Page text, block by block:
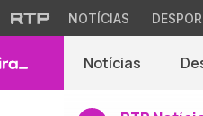
NOTÍCIAS
Notícias